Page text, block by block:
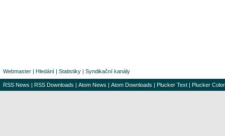
Webmaster | Hledání | Statistiky | Syndikační kanály
RSS News | RSS Downloads | Atom News | Atom Downloads | Plucker Text | Plucker Color